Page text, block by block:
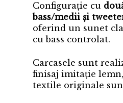
Configurație cu
bass/medii și
oferind un sunet
cu bass controlat.
Carcasele sunt
finisaj imitație
textile originale